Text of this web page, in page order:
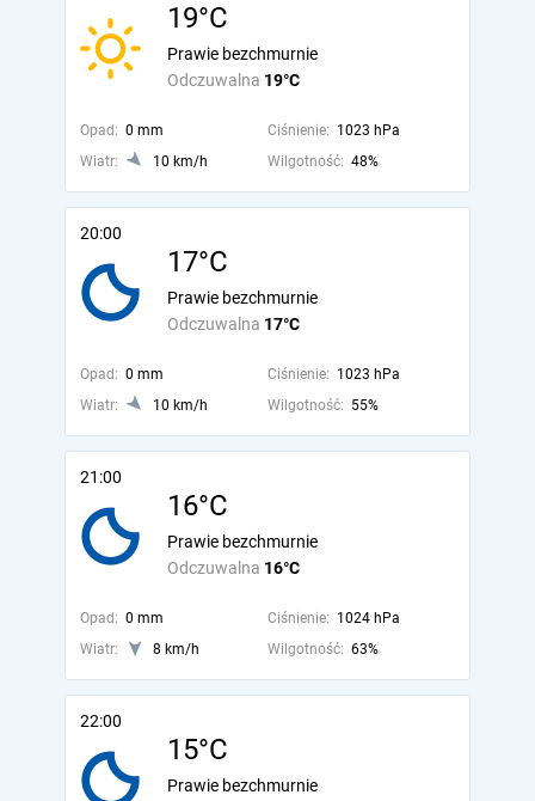
19°C
Odczuwalna 19°C
Prawie bezchmurnie
Opad: 0 mm Ciśnienie: 1023 hPa
Wiatr:
10 km/h Wilgotność: 48%
20:00
17°C
Odczuwalna 17°C
Prawie bezchmurnie
Opad: 0 mm Ciśnienie: 1023 hPa
Wiatr:
10 km/h Wilgotność: 55%
21:00
16°C
Odczuwalna 16°C
Prawie bezchmurnie
Opad: 0 mm Ciśnienie: 1024 hPa
Wiatr:
8 km/h Wilgotność: 63%
22:00
15°C
Prawie bezchmurnie